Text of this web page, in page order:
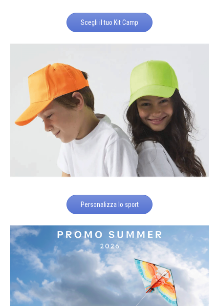
Scegli il tuo Kit Camp
Personalizza lo sport